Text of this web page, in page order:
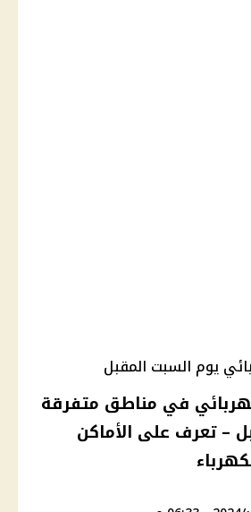
يوم السبت المقبل
في مناطق متفرقة
– تعرف على الأماكن